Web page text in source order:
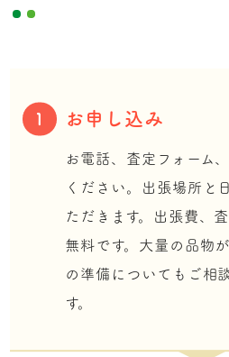
1 お申し込み
お電話、査定フォーム
ください。出張場所と
ただきます。出張費、
無料です。大量の品物
の準備についてもご相
す。